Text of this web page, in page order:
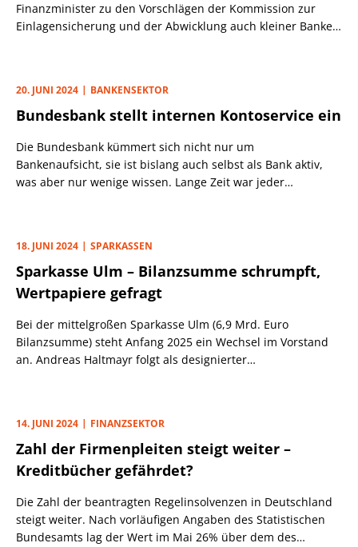
Finanzminister zu den Vorschlägen der Kommission zur
Einlagensicherung und der Abwicklung auch kleiner Banken
20. JUNI 2024 BANKENSEKTOR
Bundesbank stellt internen Kontoservice ein
Die Bundesbank kümmert sich nicht nur um
Bankenaufsicht, sie ist bislang auch selbst als Bank aktiv,
was aber nur wenige wissen. Lange Zeit war jeder
der Vorstand positioniert, wie PLATOW von Insidern
erfahren hat. Zuerst hatte „Finanzszene“ darüber berichtet.
18. JUNI 2024 SPARKASSEN
Sparkasse Ulm – Bilanzsumme schrumpft,
Wertpapiere gefragt
Bei der mittelgroßen Sparkasse Ulm (6,9 Mrd. Euro
Bilanzsumme) steht Anfang 2025 ein Wechsel im Vorstand
an. Andreas Haltmayr folgt als designierter
14. JUNI 2024 FINANZSEKTOR
Zahl der Firmenpleiten steigt weiter –
Kreditbücher gefährdet?
Die Zahl der beantragten Regelinsolvenzen in Deutschland
steigt weiter. Nach vorläufigen Angaben des Statistischen
Bundesamts lag der Wert im Mai 26% über dem des